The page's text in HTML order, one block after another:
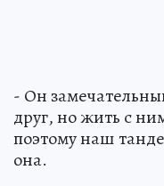
- Он
друг, но жить с
поэтому наш
она.